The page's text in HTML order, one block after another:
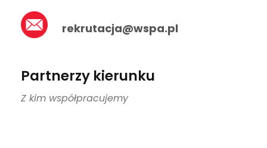
13 400 zł
rekrutacja@wspa.pl
Partnerzy kierunku
Z kim współpracujemy